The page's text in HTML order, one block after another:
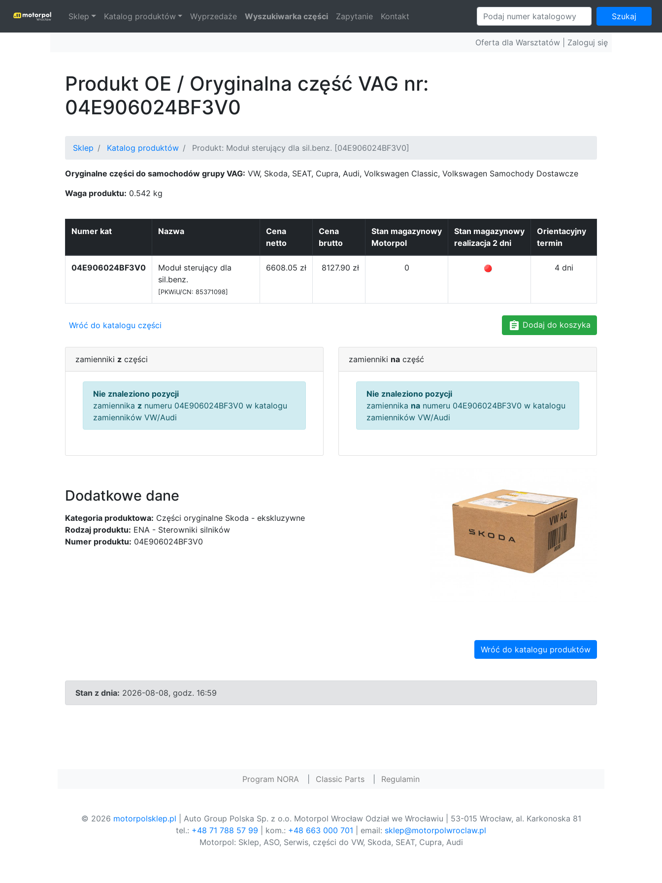
Sklep Katalog produktów Wyprzedaże Wyszukiwarka części Zapytanie Kontakt Szukaj
Oferta dla Warsztatów | Zaloguj się
Produkt OE / Oryginalna część VAG nr:
04E906024BF3V0
Sklep Katalog produktów Produkt: Moduł sterujący dla sil.benz. [04E906024BF3V0]
Oryginalne części do samochodów grupy VAG: VW, Skoda, SEAT, Cupra, Audi, Volkswagen Classic, Volkswagen Samochody Dostawcze
Waga produktu: 0.542 kg
Numer kat Nazwa
Cena
netto
Cena
brutto
Stan magazynowy
Motorpol
Stan magazynowy
realizacja 2 dni
Orientacyjny
termin
04E906024BF3V0
Moduł sterujący dla
sil.benz.
[PKWiU/CN: 85371098]
6608.05 zł 8127.90 zł 0 4 dni
Wróć do katalogu części Dodaj do koszyka
zamienniki z części
Nie znaleziono pozycji
zamiennika z numeru 04E906024BF3V0 w katalogu
zamienników VW/Audi
zamienniki na część
Nie znaleziono pozycji
zamiennika na numeru 04E906024BF3V0 w katalogu
zamienników VW/Audi
Dodatkowe dane
Kategoria produktowa: Części oryginalne Skoda - ekskluzywne
Rodzaj produktu: ENA - Sterowniki silników
Numer produktu: 04E906024BF3V0
Wróć do katalogu produktów
Stan z dnia: 2026-08-08, godz. 16:59
Program NORA Classic Parts Regulamin
© 2026 motorpolsklep.pl | Auto Group Polska Sp. z o.o. Motorpol Wrocław Odział we Wrocławiu | 53-015 Wrocław, al. Karkonoska 81
tel.: +48 71 788 57 99 | kom.: +48 663 000 701 | email: sklep@motorpolwroclaw.pl
Motorpol: Sklep, ASO, Serwis, części do VW, Skoda, SEAT, Cupra, Audi